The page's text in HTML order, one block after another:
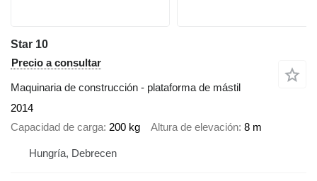
Star 10
Precio a consultar
Maquinaria de construcción - plataforma de mástil
2014
Capacidad de carga 200 kg Altura de elevación 8 m
Hungría, Debrecen